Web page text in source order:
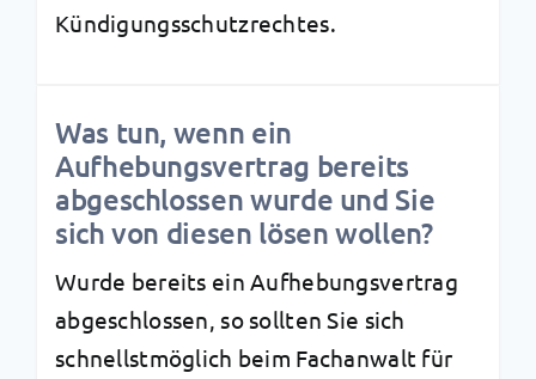
Kündigungsschutzrechtes.
Was tun, wenn ein
Aufhebungsvertrag bereits
abgeschlossen wurde und Sie
sich von diesen lösen wollen?
Wurde bereits ein Aufhebungsvertrag
abgeschlossen, so sollten Sie sich
schnellstmöglich beim Fachanwalt für